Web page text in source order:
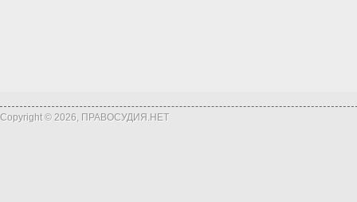
Copyright © 2026, ПРАВОСУДИЯ.НЕТ